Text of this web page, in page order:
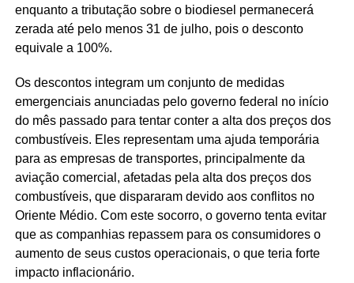
enquanto a tributação sobre o biodiesel permanecerá
zerada até pelo menos 31 de julho, pois o desconto
equivale a 100%.
Os descontos integram um conjunto de medidas
emergenciais anunciadas pelo governo federal no início
do mês passado para tentar conter a alta dos preços dos
combustíveis. Eles representam uma ajuda temporária
para as empresas de transportes, principalmente da
aviação comercial, afetadas pela alta dos preços dos
combustíveis, que dispararam devido aos conflitos no
Oriente Médio. Com este socorro, o governo tenta evitar
que as companhias repassem para os consumidores o
aumento de seus custos operacionais, o que teria forte
impacto inflacionário.